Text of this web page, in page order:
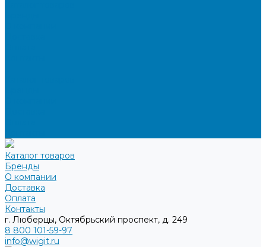
Каталог товаров
Бренды
О компании
Доставка
Оплата
Контакты
г. Люберцы, Октябрьский проспект, д. 249
8 800 101-59-97
info@wigit.ru